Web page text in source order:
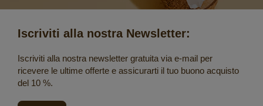
Iscriviti alla nostra Newsletter:
Iscriviti alla nostra newsletter gratuita via e-mail per
ricevere le ultime offerte e assicurarti il tuo buono acquisto
del 10 %.